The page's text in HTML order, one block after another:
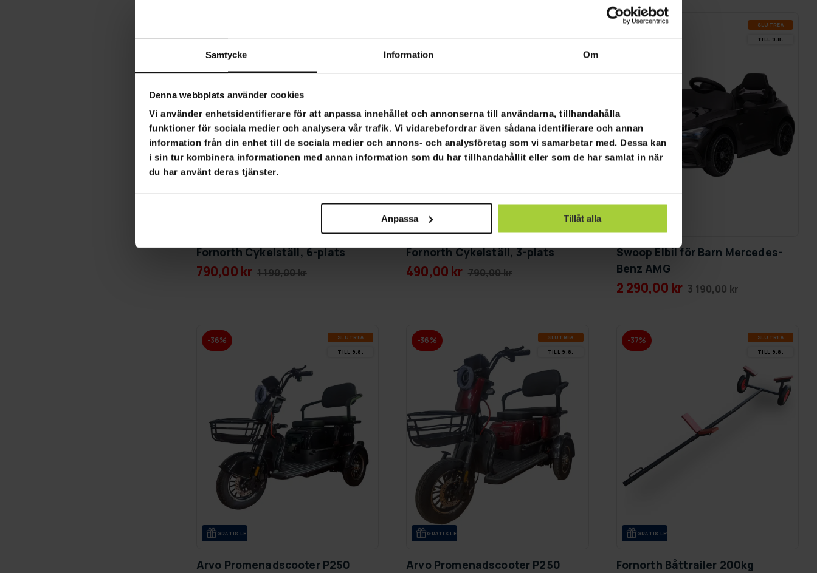
Samtycke Information Om
Denna webbplats använder cookies
Vi använder enhetsidentifierare för att anpassa innehållet och annonserna till användarna, tillhandahålla
funktioner för sociala medier och analysera vår trafik. Vi vidarebefordrar även sådana identifierare och annan
information från din enhet till de sociala medier och annons- och analysföretag som vi samarbetar med. Dessa kan
i sin tur kombinera informationen med annan information som du har tillhandahållit eller som de har samlat in när
du har använt deras tjänster.
Anpassa Tillåt alla
Fornorth Cykelställ, 6-plats
790,00 kr 1 190,00 kr
Fornorth Cykelställ, 3-plats
490,00 kr 790,00 kr
-28% SLUT­REA
TILL 9.8.
Swoop Elbil för Barn Mercedes-
Benz AMG
2 290,00 kr 3 190,00 kr
-36% SLUT­REA
TILL 9.8.
GRA­TIS LE­VE­RANS
Arvo Promenadscooter P250
-36% SLUT­REA
TILL 9.8.
GRA­TIS LE­VE­RANS
Arvo Promenadscooter P250
-37% SLUT­REA
TILL 9.8.
GRA­TIS LE­VE­RANS
Fornorth Båttrailer 200kg